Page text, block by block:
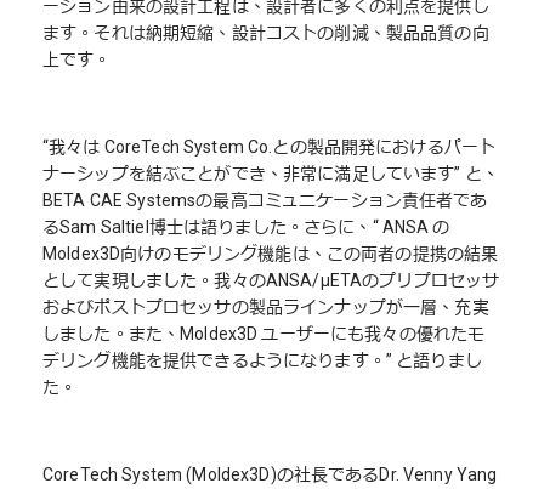
ーション由来の設計工程は、設計者に多くの利点を提供し
ます。それは納期短縮、設計コストの削減、製品品質の向
上です。
“我々は CoreTech System Co.との製品開発におけるパート
ナーシップを結ぶことができ、非常に満足しています” と、
BETA CAE Systemsの最高コミュニケーション責任者であ
るSam Saltiel博士は語りました。さらに、“ ANSA の
Moldex3D向けのモデリング機能は、この両者の提携の結果
として実現しました。我々のANSA/μETAのプリプロセッサ
およびポストプロセッサの製品ラインナップが一層、充実
しました。また、Moldex3D ユーザーにも我々の優れたモ
デリング機能を提供できるようになります。” と語りまし
た。
CoreTech System (Moldex3D)の社長であるDr. Venny Yang